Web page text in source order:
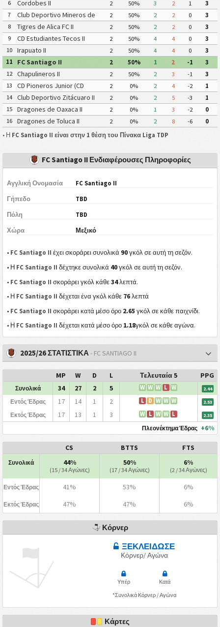
6
Cordobes II 2 50% 3 2 1
3
7
Club Deportivo Mineros de
Zacatecas II
2 50% 2 2 0
3
8
Tigres de Alica FC II 2 50% 2 2 0
3
9
CD Estudiantes Tecos II 2 50% 4 4 0
3
10
Irapuato II 2 50% 4 4 0
3
11
FC Santiago II 2 50% 1 2 -1
3
12
Chapulineros II 2 50% 2 3 -1
3
13
CD Pioneros Junior (CD
Pioneros de Cancún II)
2 0% 2 4 -2
1
14
Club Deportivo Zitácuaro II 2 0% 2 5 -3
1
15
Dragones de Oaxaca II 2 0% 1 3 -2
0
16
Dragones de Toluca II 2 0% 2 8 -6
0
• Η FC Santiago II είναι στην 1 θέση του Πίνακα Liga TDP
FC Santiago II Ενδιαφέρουσες Πληροφορίες
Αγγλική Ονομασία FC Santiago II
Γήπεδο TBD
Πόλη TBD
Χώρα Μεξικό
• FC Santiago II έχει σκοράρει συνολικά 90 γκόλ σε αυτή τη σεζόν.
• Η FC Santiago II δέχτηκε συνολικά 40 γκόλ σε αυτή τη σεζόν.
• FC Santiago II σκοράρει γκόλ κάθε34λεπτά.
• Η FC Santiago II δέχεται ένα γκόλ κάθε 76 λεπτά
• FC Santiago II σκοράρει κατά μέσο όρο 2.65 γκόλ σε κάθε παιχνίδι.
• Η FC Santiago II δέχεται κατά μέσο όρο 1.18γκόλ σε κάθε αγώνα.
2025/26 ΣΤΑΤΙΣΤΙΚΑ- FC SANTIAGO II
MP W D L Τελευταία 5 PPG
Συνολικά 34 27 2 5 W W W L W 2.44
Εντός Έδρας 17 14 1 2 L D W W W 2.53
Εκτός Έδρας 17 13 1 3 W L W W L 2.35
Πλεονέκτημα Έδρας +6%
CS BTTS FTS
Συνολικά 44%
(15 / 34 Αγώνες)
50%
(17 / 34 Αγώνες)
6%
(2 / 34 Αγώνες)
Εντός Έδρας 41% 53% 6%
Εκτός Έδρας 47% 47% 6%
Κόρνερ
ΞΕΚΛΕΙΔΩΣΕ
Κόρνερ/ Αγώνα
Υπέρ
Κατά
*Συνολικά Κόρνερ / Αγώνα
Κάρτες